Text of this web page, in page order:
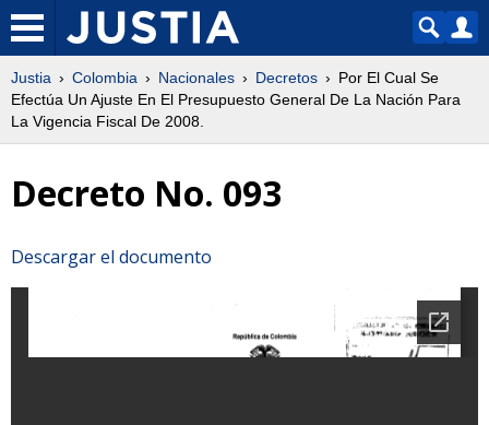
Justia Colombia Nacionales Decretos
Por El Cual Se
Efectúa Un Ajuste En El Presupuesto General De La Nación Para
La Vigencia Fiscal De 2008.
Decreto No. 093
Descargar el documento